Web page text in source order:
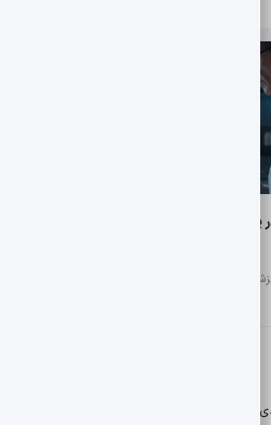
و سلامت؛ آینده‌ای روشن و متحول‌کننده
سرچ کن :)